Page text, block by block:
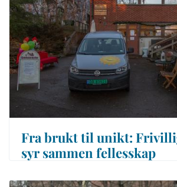
Fra brukt til unikt:
syr sammen fellesskap